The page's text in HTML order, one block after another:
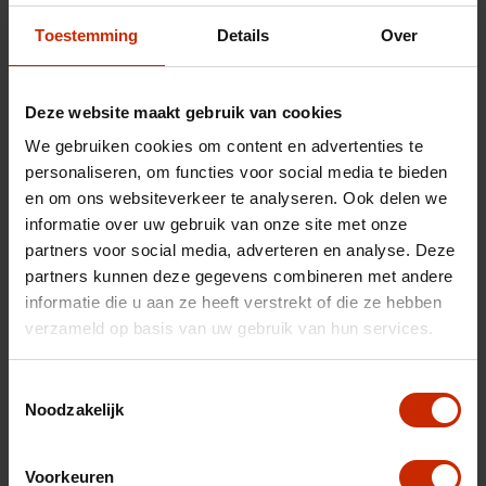
Toestemming Details Over
Deze website maakt gebruik van cookies
We gebruiken cookies om content en advertenties te
personaliseren, om functies voor social media te bieden
en om ons websiteverkeer te analyseren. Ook delen we
informatie over uw gebruik van onze site met onze
partners voor social media, adverteren en analyse. Deze
partners kunnen deze gegevens combineren met andere
informatie die u aan ze heeft verstrekt of die ze hebben
verzameld op basis van uw gebruik van hun services.
Noodzakelijk
Voorkeuren
Carrosserie
SUV
Merk
Jaecoo
Type
1.5 GDI SHS-P Exclusive
Transmissie
Automaat
Brandstof
Hybride (benzine)
Afgifte datum deel 1
30-07-2026
Gewicht
Max trekgewicht
1500 kg
C02 uitstoot
54 g/km
Energielabel